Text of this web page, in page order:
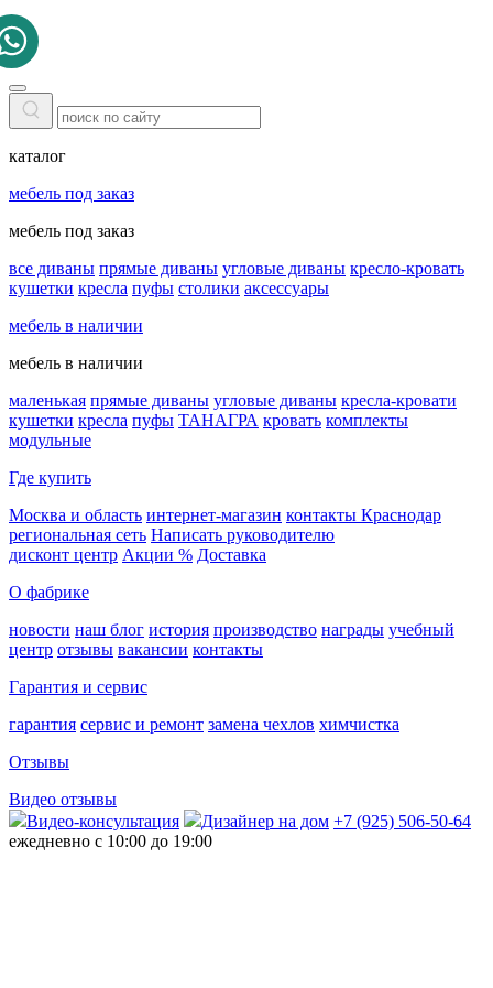
каталог
мебель под заказ
мебель под заказ
все диваны прямые диваны угловые диваны кресло-кровать
кушетки кресла пуфы столики аксессуары
мебель в наличии
мебель в наличии
маленькая прямые диваны угловые диваны кресла-кровати
кушетки кресла пуфы ТАНАГРА кровать комплекты
модульные
Где купить
Москва и область интернет-магазин контакты Краснодар
региональная сеть Написать руководителю
дисконт центр Акции % Доставка
О фабрике
новости наш блог история производство награды учебный
центр отзывы вакансии контакты
Гарантия и сервис
гарантия сервис и ремонт замена чехлов химчистка
Отзывы
Видео отзывы
Видео-консультация
Дизайнер на дом +7 (925) 506-50-64
ежедневно с 10:00 до 19:00